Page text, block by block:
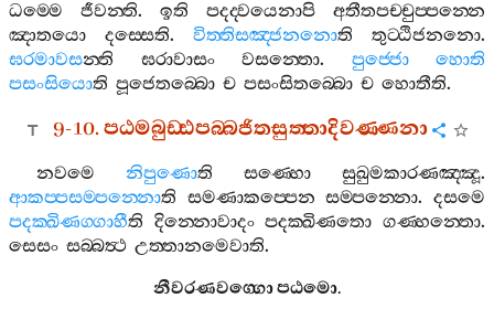
ධම‍්මෙ
ජීවන‍්ති. ඉති පදද‍්වයෙනාපි
අතීතපච‍්චුප‍්පන‍්නෙ
ඤාතයො
දස‍්සෙති. විත‍්තිසඤ‍්ජනනොති තුට‍්ඨිජනනො.
ඝරමාවසන‍්ති ඝරාවාසං වසන‍්තො. පුජ‍්ජො
හොති
පසංසියොති පූජෙතබ‍්බො ච පසංසිතබ‍්බො ච හොතීති.
9-10.පඨමබුඩ‍්ඪපබ‍්බජිතසුත‍්තාදිවණ‍්ණනා
නවමෙ නිපුණොති සණ‍්හො සුඛුමකාරණඤ‍්ඤූ.
ආකප‍්පසම‍්පන‍්නොති සමණාකප‍්පෙන සම‍්පන‍්නො.දසමෙ
පදක‍්ඛිණග‍්ගාහීති දින‍්නොවාදං පදක‍්ඛිණතො ගණ‍්හන‍්තො.
සෙසං සබ‍්බත්‍ථ උත‍්තානමෙවාති.
නීවරණවග‍්ගොපඨමො.